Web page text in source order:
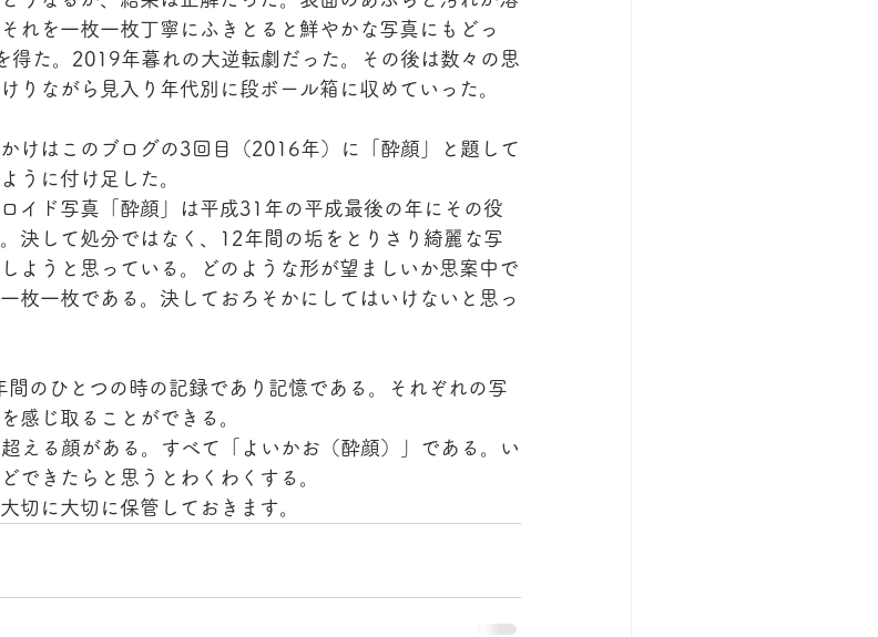
れを一枚一枚丁寧にふきとると鮮やかな写真にもどっ
得た。2019年暮れの大逆転劇だった。その後は数々の思
りながら見入り年代別に段ボール箱に収めていった。
けはこのブログの3回目（2016年）に「酔顔」と題して
うに付け足した。
イド写真「酔顔」は平成31年の平成最後の年にその役
決して処分ではなく、12年間の垢をとりさり綺麗な写
ようと思っている。どのような形が望ましいか思案中で
枚一枚である。決しておろそかにしてはいけないと思っ
のひとつの時の記録であり記憶である。それぞれの写
感じ取ることができる。
える顔がある。すべて「よいかお（酔顔）」である。い
できたらと思うとわくわくする。
切に大切に保管しておきます。